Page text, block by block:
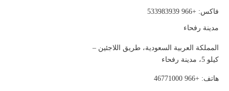
فاكس: +966 533983939
مدينة رفحاء
المملكة العربية السعودية، طريق اللاجئين –
كيلو 5، مدينة رفحاء
هاتف: +966 46771000